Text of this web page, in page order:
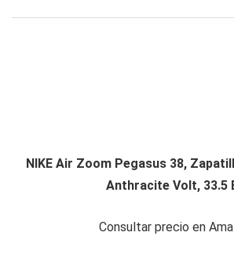
NIKE Air Zoom Pegasus 38,
Anthracite Volt, 33.5
Consultar precio en